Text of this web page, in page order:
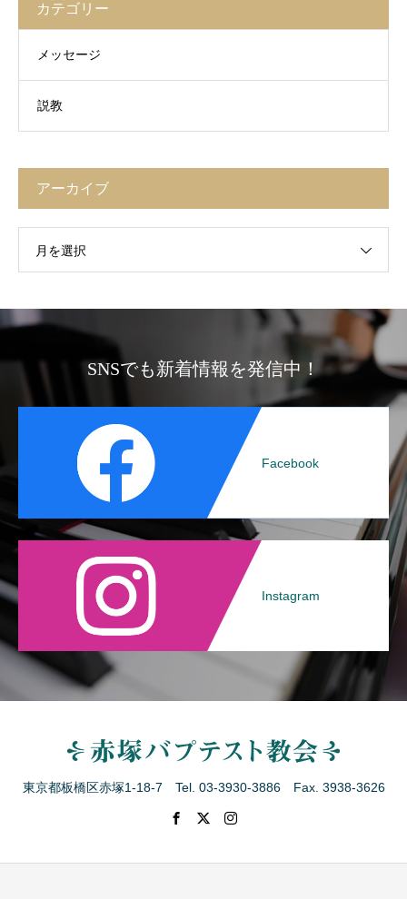
カテゴリー
メッセージ
説教
アーカイブ
月を選択
SNSでも新着情報を発信中！
Facebook
Instagram
東京都板橋区赤塚1-18-7 Tel. 03-3930-3886 Fax. 3938-3626